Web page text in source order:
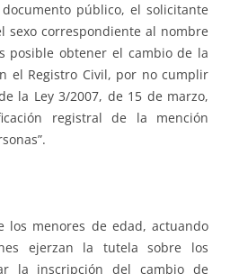
público, el solicitante
sexo correspondiente al nombre
posible obtener el cambio de la
el Registro Civil, por no cumplir
la Ley 3/2007, de 15 de marzo,
registral de la mención
los menores de edad, actuando
ejerzan la tutela sobre los
la inscripción del cambio de